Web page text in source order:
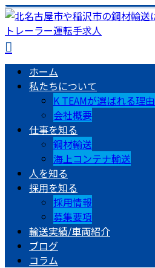
ホーム
私たちについて
K TEAMが選ばれる理由
会社概要
仕事を知る
鋼材輸送
海上コンテナ輸送
人を知る
採用を知る
採用情報
募集要項
輸送実績/車両紹介
ブログ
コラム